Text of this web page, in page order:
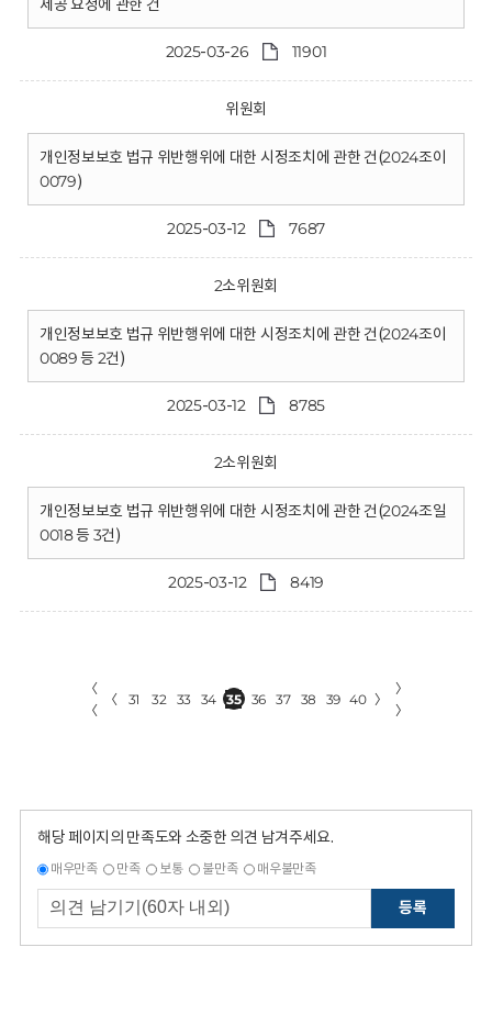
제공 요청에 관한 건
2025-03-26 11901
위원회
개인정보보호 법규 위반행위에 대한 시정조치에 관한 건(2024조이
0079)
2025-03-12 7687
2소위원회
개인정보보호 법규 위반행위에 대한 시정조치에 관한 건(2024조이
0089 등 2건)
2025-03-12 8785
2소위원회
개인정보보호 법규 위반행위에 대한 시정조치에 관한 건(2024조일
0018 등 3건)
2025-03-12 8419
〈
〈
〈 31 32 33 34 35 36 37 38 39 40 〉
〉
〉
해당 페이지의 만족도와 소중한 의견 남겨주세요.
매우만족 만족 보통 불만족 매우불만족
등록